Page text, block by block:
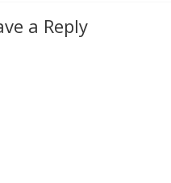
a Reply